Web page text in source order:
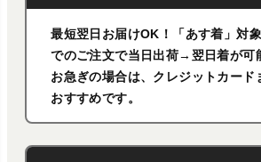
最短翌日お届けOK！「あす着」対
でのご注文で当日出荷→翌日着が可
お急ぎの場合は、クレジットカード
おすすめです。